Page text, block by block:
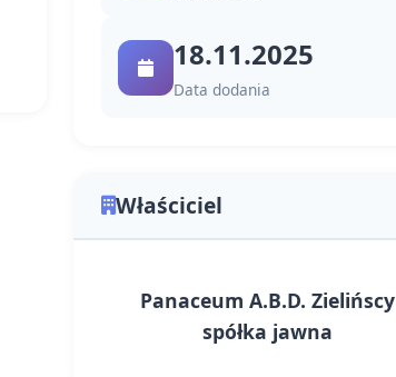
18.11.2025
Data dodania
Właściciel
Panaceum A.B.D. Zielińscy
spółka jawna